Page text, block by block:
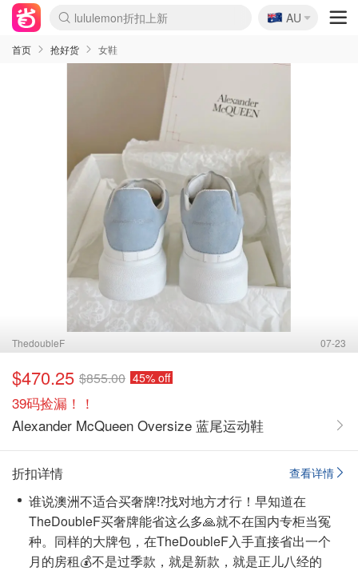
lululemon折扣上新
SSENSE年中3折
FreshBeauty好价汇总
Cettire降价+叠9折
Farfetch折上8折
WWS Coles超市实拍
viagogo二手票捡漏
Myer清仓1折起
The Outnet奢牌1折起
David Jones 3折起
Flannels大牌1折
Perfumes Club护肤1折
AMIRO返校季6.2折
Oweek抽奖送Airpods
Amazon折扣汇总
eToro入金$200送$50
Amazon数码好物
ICONIC本周7.5折
ThedoubleF高奢地板价
Moose Knuckles 6折
丝芙兰5折起
EUFY官网3.7折起
Selenichast首饰2折
Trip机票酒店促销
YSL送5件彩妆礼
Amazon家居好物
BIGBANG巡演开票
David Jones时尚3折
Amazon美妆护肤
雅漾大喷$8
过敏原检测盒$33
伊索独家赠50ml沐浴露
科颜氏清仓3折
SEALIFE海洋馆门票6折
丝塔芙大白罐$16
订阅Newsletter送香薰
Cult Beauty 6.8折
Harrods圣诞日历2.3折
LN-CC奢牌私促3折
d'Alba空姐喷雾$16
EVE LOM套装逆天2折
Bernardelli独家4折
Adore Beauty 6折起
CT圣诞日历
Mytheresa奢品2.7折
Luxury Escapes 9折
Currentbody美容仪9折
MOON Garden Live
ALLSAINTS美衣3折
Roborock扫地机3.7折
Tingo Life水杯$24
Valentino官网5折
CR洗发护发6.3折
🇦🇺
AU
首页 抢好货 女鞋
ThedoubleF 07-23
$470.25 $855.00 45% off
39码捡漏！！
Alexander McQueen Oversize 蓝尾运动鞋
查看详情
折扣详情
谁说澳洲不适合买奢牌⁉️找对地方才行！早知道在
TheDoubleF买奢牌能省这么多🙏就不在国内专柜当冤
种。同样的大牌包，在TheDoubleF入手直接省出一个
月的房租💰不是过季款，就是新款，就是正儿八经的